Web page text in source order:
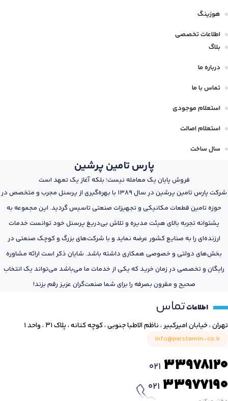
هوزینگ
اطلاعات تخصصی
بلاگ
درباره ما
تماس با ما
استعلام موجودی
استعلام اصالت
سال ساخت
پارس تامین پرشین
فروش پایان یک معامله نیست؛ بلکه آغاز یک تعهد است
شرکت پارس تامین پرشین در سال 1389 با بهره‌گیری از پرسنل مجرب و متخصص در
حوزه تامین قطعات مکانیکی و تجهیزات صنعتی تاسیس گردید. این مجموعه به
پشتوانه تجربه بالای هیئت مدیره و تلاش بی‌دریغ پرسنل خود توانست خدمات
ارزنده‌ای را به صنایع کشور عرضه نماید و با شرکت‌های بزرگ و کوچک صنعتی در
بخش‌های دولتی و خصوصی همکاری داشته باشد. شایان ذکر است ارائه مشاوره
رایگان و تخصصی در زمان خرید که یکی از خدمات ما می‌باشد می‌تواند یک انتخاب
صحیح و مقرون بصرفه را برای شما صنعت‌گران عزیز رقم بزند!
اطلاعاتتماس
تهران ، خیابان امیرکبیر ، ناظم الاطبا جنوبی ، کوچه کتانه ، پلاک ۳۱ ، واحد ۱
info@parstamin-co.ir
021 33978120
021 33977190